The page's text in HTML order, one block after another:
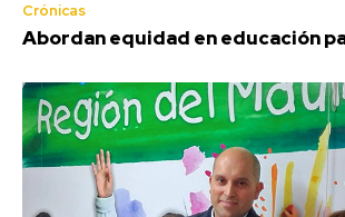
Crónicas
Abordan equidad en educación